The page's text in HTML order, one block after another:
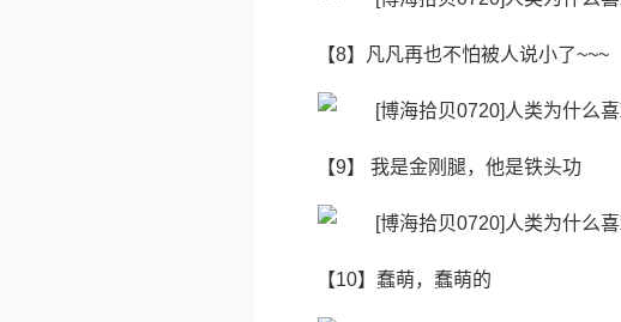
【8】凡凡再也不怕被人说小了~~~
【9】 我是金刚腿，他是铁头功
【10】蠢萌，蠢萌的